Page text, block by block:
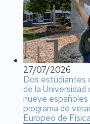
27/07/2026
Dos estudiantes
de la
nueve
programa de
Europeo de